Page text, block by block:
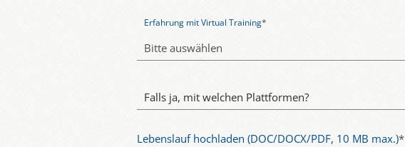
Erfahrung mit Virtual Training*
Bitte auswählen
Falls ja, mit welchen Plattformen?
Lebenslauf hochladen (DOC/DOCX/PDF, 10 MB max.)*